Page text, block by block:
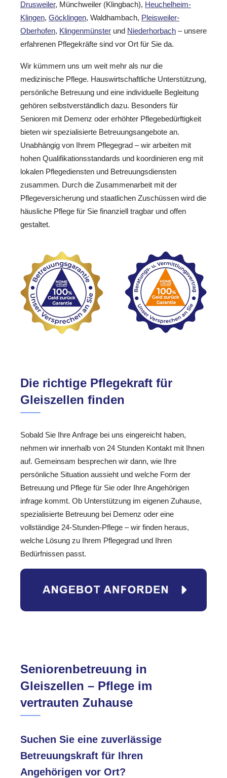
Drusweiler, Münchweiler (Klingbach), Heuchelheim-
Klingen, Göcklingen, Waldhambach, Pleisweiler-
Oberhofen, Klingenmünster und Niederhorbach – unsere
erfahrenen Pflegekräfte sind vor Ort für Sie da.
Wir kümmern uns um weit mehr als nur die
medizinische Pflege. Hauswirtschaftliche Unterstützung,
persönliche Betreuung und eine individuelle Begleitung
gehören selbstverständlich dazu. Besonders für
Senioren mit Demenz oder erhöhter Pflegebedürftigkeit
bieten wir spezialisierte Betreuungsangebote an.
Unabhängig von Ihrem Pflegegrad – wir arbeiten mit
hohen Qualifikationsstandards und koordinieren eng mit
lokalen Pflegediensten und Betreuungsdiensten
zusammen. Durch die Zusammenarbeit mit der
Pflegeversicherung und staatlichen Zuschüssen wird die
häusliche Pflege für Sie finanziell tragbar und offen
gestaltet.
Die richtige Pflegekraft für
Gleiszellen finden
Sobald Sie Ihre Anfrage bei uns eingereicht haben,
nehmen wir innerhalb von 24 Stunden Kontakt mit Ihnen
auf. Gemeinsam besprechen wir dann, wie Ihre
persönliche Situation aussieht und welche Form der
Betreuung und Pflege für Sie oder Ihre Angehörigen
infrage kommt. Ob Unterstützung im eigenen Zuhause,
spezialisierte Betreuung bei Demenz oder eine
vollständige 24-Stunden-Pflege – wir finden heraus,
welche Lösung zu Ihrem Pflegegrad und Ihren
Bedürfnissen passt.
Seniorenbetreuung in
Gleiszellen – Pflege im
vertrauten Zuhause
Suchen Sie eine zuverlässige
Betreuungskraft für Ihren
Angehörigen vor Ort?